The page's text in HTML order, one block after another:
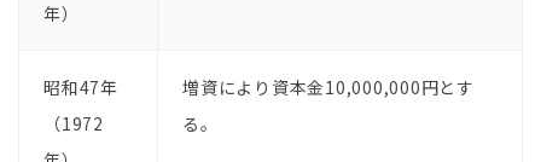
年）
昭和47年
（1972
増資により資本⾦10,000,000円とす
る。